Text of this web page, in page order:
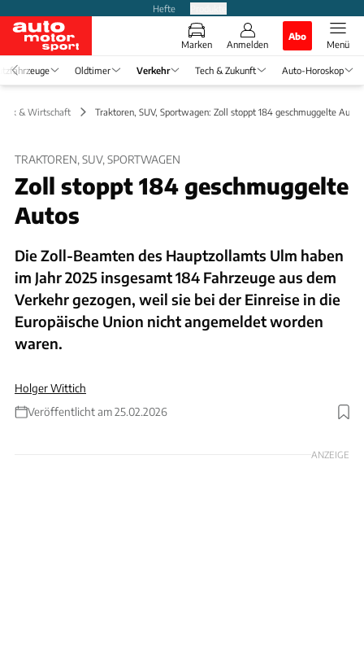
Hefte
Marken Anmelden
Abo
Menü
Oldtimer Verkehr Tech & Zukunft Auto-Horoskop
& Wirtschaft Traktoren, SUV, Sportwagen: Zoll stoppt 184 geschmuggelte Autos
TRAKTOREN, SUV, SPORTWAGEN
Zoll stoppt 184 geschmuggelte
Autos
Die Zoll-Beamten des Hauptzollamts Ulm haben
im Jahr 2025 insgesamt 184 Fahrzeuge aus dem
Verkehr gezogen, weil sie bei der Einreise in die
Europäische Union nicht angemeldet worden
waren.
Holger Wittich
Veröffentlicht am 25.02.2026
Foto: Zoll Ulm
ANZEIGE